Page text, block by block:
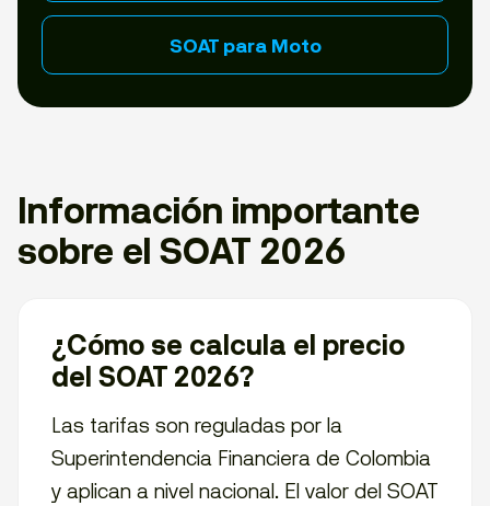
SOAT para Moto
Información importante
sobre el SOAT 2026
¿Cómo se calcula el precio
del SOAT 2026?
Las tarifas son reguladas por la
Superintendencia Financiera de Colombia
y aplican a nivel nacional. El valor del SOAT